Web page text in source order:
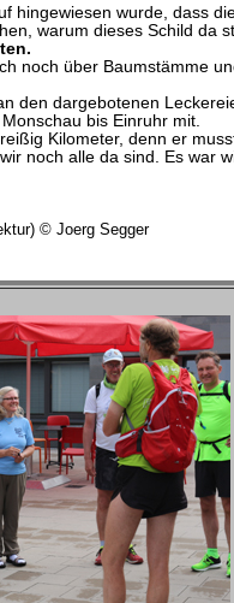
hingewiesen wurde, dass
warum dieses Schild da
noch über Baumstämme
den dargebotenen
bis Einruhr mit.
Kilometer, denn er
noch alle da sind. Es war
© Joerg Segger